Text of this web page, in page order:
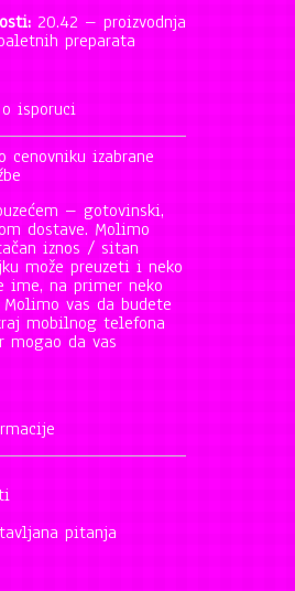
20.42 – proizvodnja
preparata
isporuci
cenovniku izabrane
– gotovinski,
dostave. Molimo
iznos / sitan
može preuzeti i neko
ime, na primer neko
Molimo vas da budete
mobilnog telefona
mogao da vas
pitanja